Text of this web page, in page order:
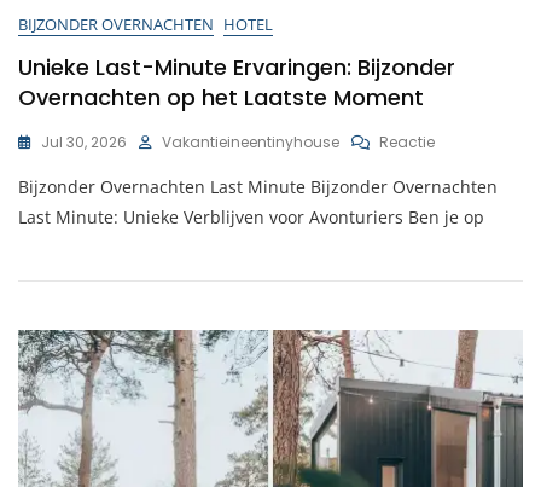
BIJZONDER OVERNACHTEN HOTEL
Unieke Last-Minute Ervaringen: Bijzonder
Overnachten op het Laatste Moment
Jul 30, 2026 Vakantieineentinyhouse ReactieOp
Last-
Minute
Ervaringen:
Overnachten
Laatste
Moment
Bijzonder Overnachten Last Minute Bijzonder Overnachten
Last Minute: Unieke Verblijven voor Avonturiers Ben je op